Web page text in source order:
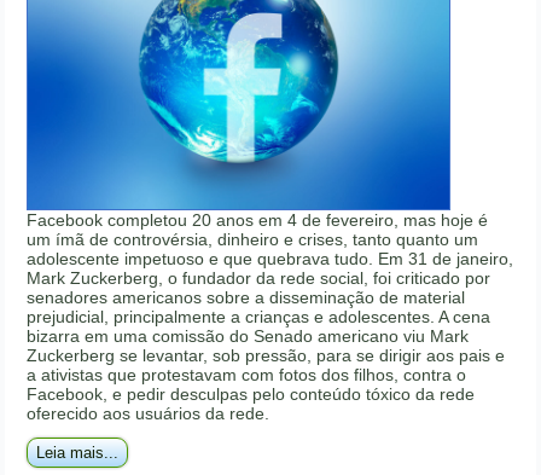
Facebook completou 20 anos em 4 de fevereiro, mas hoje é
um ímã de controvérsia, dinheiro e crises, tanto quanto um
adolescente impetuoso e que quebrava tudo. Em 31 de janeiro,
Mark Zuckerberg, o fundador da rede social, foi criticado por
senadores americanos sobre a disseminação de material
prejudicial, principalmente a crianças e adolescentes. A cena
bizarra em uma comissão do Senado americano viu Mark
Zuckerberg se levantar, sob pressão, para se dirigir aos pais e
a ativistas que protestavam com fotos dos filhos, contra o
Facebook, e pedir desculpas pelo conteúdo tóxico da rede
oferecido aos usuários da rede.
Leia mais...